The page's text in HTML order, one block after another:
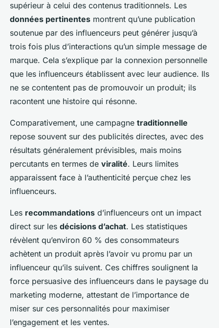
supérieur à celui des contenus traditionnels. Les
données pertinentes montrent qu’une publication
soutenue par des influenceurs peut générer jusqu’à
trois fois plus d’interactions qu’un simple message de
marque. Cela s’explique par la connexion personnelle
que les influenceurs établissent avec leur audience. Ils
ne se contentent pas de promouvoir un produit; ils
racontent une histoire qui résonne.
Comparativement, une campagne traditionnelle
repose souvent sur des publicités directes, avec des
résultats généralement prévisibles, mais moins
percutants en termes de viralité. Leurs limites
apparaissent face à l’authenticité perçue chez les
influenceurs.
Les recommandations d’influenceurs ont un impact
direct sur les décisions d’achat. Les statistiques
révèlent qu’environ 60 % des consommateurs
achètent un produit après l’avoir vu promu par un
influenceur qu’ils suivent. Ces chiffres soulignent la
force persuasive des influenceurs dans le paysage du
marketing moderne, attestant de l’importance de
miser sur ces personnalités pour maximiser
l’engagement et les ventes.